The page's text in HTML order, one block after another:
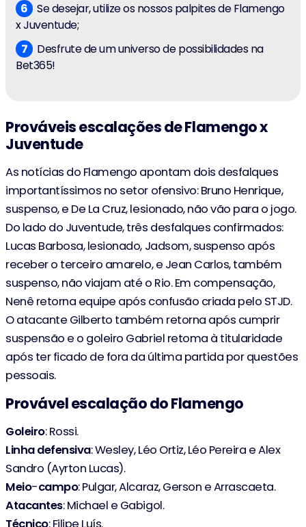
Se desejar, utilize os nossos palpites de Flamengo
x Juventude;
Desfrute de um universo de possibilidades na
Bet365!
Prováveis escalações de Flamengo x
Juventude
As notícias do Flamengo apontam dois desfalques
importantíssimos no setor ofensivo: Bruno Henrique,
suspenso, e De La Cruz, lesionado, não vão para o jogo.
Do lado do Juventude, três desfalques confirmados:
Lucas Barbosa, lesionado, Jadsom, suspenso após
receber o terceiro amarelo, e Jean Carlos, também
suspenso, não viajam até o Rio. Em compensação,
Nenê retorna equipe após confusão criada pelo STJD.
O atacante Gilberto também retorna após cumprir
suspensão e o goleiro Gabriel retoma à titularidade
após ter ficado de fora da última partida por questões
pessoais.
Provável escalação do Flamengo
Goleiro: Rossi.
Linhadefensiva: Wesley, Léo Ortiz, Léo Pereira e Alex
Sandro (Ayrton Lucas).
Meio-campo: Pulgar, Alcaraz, Gerson e Arrascaeta.
Atacantes: Michael e Gabigol.